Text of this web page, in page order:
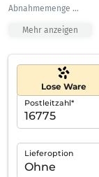
Abnahmemenge ...
Mehr anzeigen
Lose Ware
Postleitzahl*
Lieferoption